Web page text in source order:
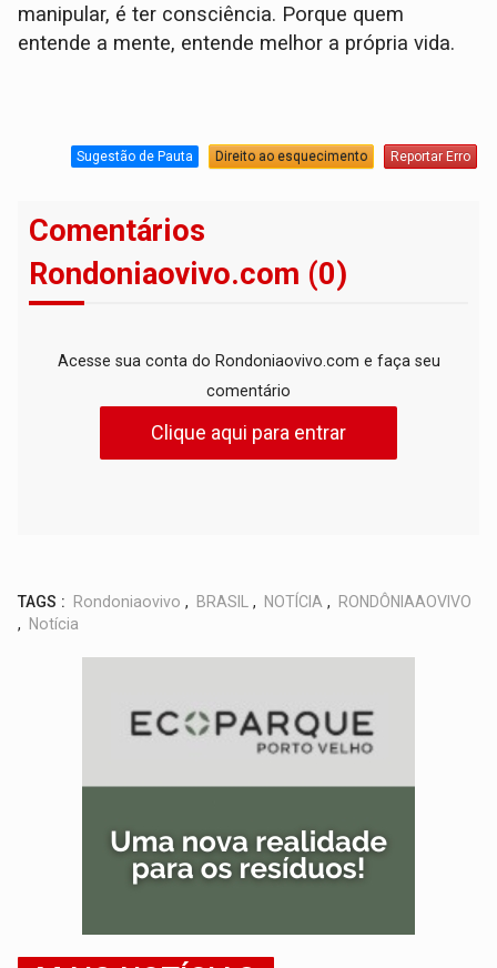
manipular, é ter consciência. Porque quem
entende a mente, entende melhor a própria vida.
Sugestão de Pauta Direito ao esquecimento Reportar Erro
Comentários
Rondoniaovivo.com (0)
Acesse sua conta do Rondoniaovivo.com e faça seu
comentário
Clique aqui para entrar
TAGS : Rondoniaovivo , BRASIL , NOTÍCIA , RONDÔNIAAOVIVO
, Notícia